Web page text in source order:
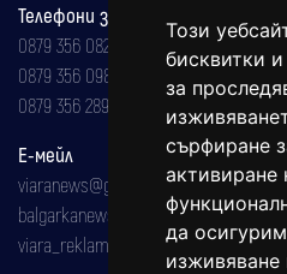
Този
бисквитки
за
сърфиране
активиране
да
изживяване
Телефони за реклама и
0879 356 082
0879 356 098
0879 356 289
Е-мейл
viaranews@gmail.com
balgarkanews@gmail.com
viara_reklama@mail.bg